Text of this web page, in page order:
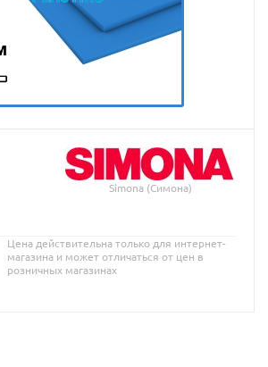
Simona (Симона)
Цена действительна только для интернет-
магазина и может отличаться от цен в
розничных магазинах